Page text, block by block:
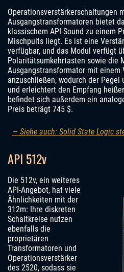
Operationsverstärkerschaltungen
Ausgangstransformatoren bietet
klassischem API-Sound zu einem
Mischpults liegt. Es ist eine
verfügbar, und das Modul verfügt
Polaritätsumkehrtasten sowie die
Ausgangstransformator mit einem
anzuschließen, wodurch der
und erleichtert den Empfang
befindet sich außerdem ein
Preis beträgt 745 $.
— Siehe auch: Solid State Logic
API 512v
Die 512v, ein weiteres
API-Angebot, hat viele
Ähnlichkeiten mit der
312m: Ihre diskreten
Schaltkreise nutzen
ebenfalls die
proprietären
Transformatoren und
Operationsverstärker
des 2520, sodass sie